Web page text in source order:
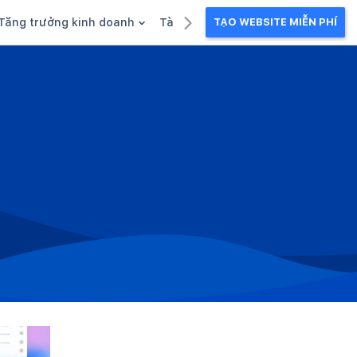
trưởng kinh doanh Tài liệu kinh doanhTẠO WEBSITE MIỄN PHÍ